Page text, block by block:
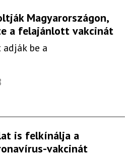
Magyarországon,
a felajánlott vakcinát
be a
is felkínálja a
vakcinát